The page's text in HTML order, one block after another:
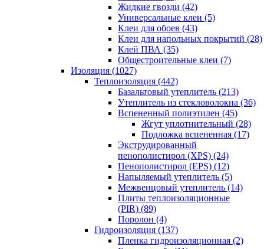
Жидкие гвозди (42)
Универсальные клеи (5)
Клеи для обоев (43)
Клеи для напольных покрытий (28)
Клей ПВА (35)
Общестроительные клеи (7)
Изоляция (1027)
Теплоизоляция (442)
Базальтовый утеплитель (213)
Утеплитель из стекловолокна (36)
Вспененный полиэтилен (45)
Жгут уплотнительный (28)
Подложка вспененная (17)
Экструдированный
пенополистирол (XPS) (24)
Пенополистирол (EPS) (12)
Напыляемый утеплитель (5)
Межвенцовый утеплитель (14)
Плиты теплоизоляционные
(PIR) (89)
Поролон (4)
Гидроизоляция (137)
Пленка гидроизоляционная (2)